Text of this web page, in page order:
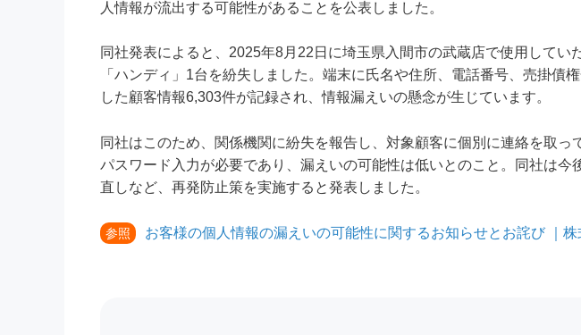
人情報が流出する可能性があることを公表しました。
同社発表によると、2025年8月22日に埼玉県入間市の武蔵店で使用してい
「ハンディ」1台を紛失しました。端末に氏名や住所、電話番号、売掛債
した顧客情報6,303件が記録され、情報漏えいの懸念が生じています。
同社はこのため、関係機関に紛失を報告し、対象顧客に個別に連絡を取っ
パスワード入力が必要であり、漏えいの可能性は低いとのこと。同社は今
直しなど、再発防止策を実施すると発表しました。
参照 お客様の個人情報の漏えいの可能性に関するお知らせとお詫び ｜